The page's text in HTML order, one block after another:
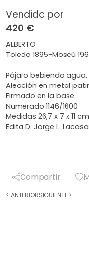
Vendido por
420 €
ALBERTO
Toledo 1895-Moscú
Pájaro bebiendo agua.
Aleación en metal
Firmado en la base
Numerado 1146/1600
Medidas 26,7 x 7 x 11 cm
Edita D. Jorge L.
Compartir
< ANTERIORSIGUIENTE >